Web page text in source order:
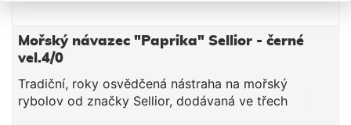
Mořský návazec "Paprika" Sellior - černé
vel.4/0
Tradiční, roky osvědčená nástraha na mořský
rybolov od značky Sellior, dodávaná ve třech